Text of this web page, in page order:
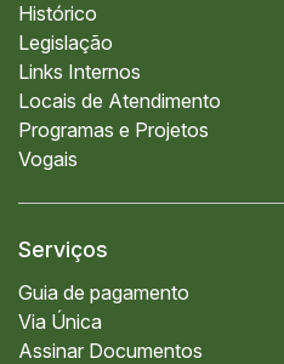
Histórico
Legislação
Links Internos
Locais de Atendimento
Programas e Projetos
Vogais
Serviços
Guia de pagamento
Via Única
Assinar Documentos